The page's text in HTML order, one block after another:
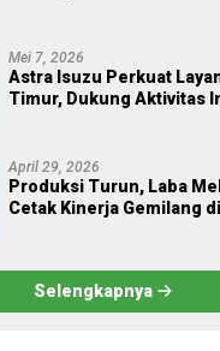
Mei 7, 2026
Astra Isuzu Perkuat
Timur, Dukung Aktivitas
April 29, 2026
Produksi Turun, Laba
Cetak Kinerja Gemilang
Selengkapnya